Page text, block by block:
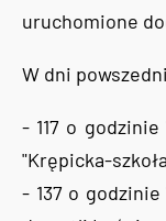
uruchomione
W dni
- 117 o
"Krępicka-
- 137 o